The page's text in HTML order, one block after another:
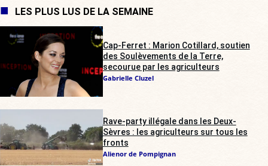
LES PLUS LUS DE LA SEMAINE
Cap-Ferret : Marion Cotillard, soutien
des Soulèvements de la Terre,
secourue par les agriculteurs
Gabrielle Cluzel
Rave-party illégale dans les Deux-
Sèvres : les agriculteurs sur tous les
fronts
Alienor de Pompignan